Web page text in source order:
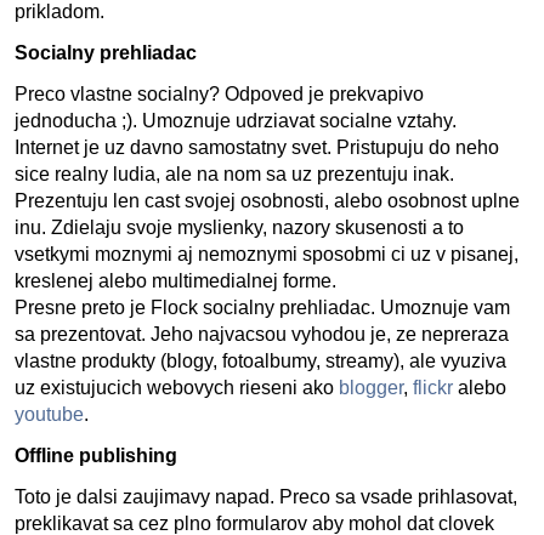
prikladom.
Socialny prehliadac
Preco vlastne socialny? Odpoved je prekvapivo
jednoducha ;). Umoznuje udrziavat socialne vztahy.
Internet je uz davno samostatny svet. Pristupuju do neho
sice realny ludia, ale na nom sa uz prezentuju inak.
Prezentuju len cast svojej osobnosti, alebo osobnost uplne
inu. Zdielaju svoje myslienky, nazory skusenosti a to
vsetkymi moznymi aj nemoznymi sposobmi ci uz v pisanej,
kreslenej alebo multimedialnej forme.
Presne preto je Flock socialny prehliadac. Umoznuje vam
sa prezentovat. Jeho najvacsou vyhodou je, ze nepreraza
vlastne produkty (blogy, fotoalbumy, streamy), ale vyuziva
uz existujucich webovych rieseni ako blogger, flickr alebo
youtube.
Offline publishing
Toto je dalsi zaujimavy napad. Preco sa vsade prihlasovat,
preklikavat sa cez plno formularov aby mohol dat clovek